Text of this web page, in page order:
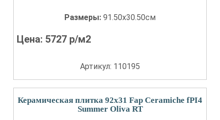
Размеры: 91.50x30.50см
Цена: 5727 р/м2
Артикул: 110195
Керамическая плитка 92x31 Fap Ceramiche fPI4
Summer Oliva RT